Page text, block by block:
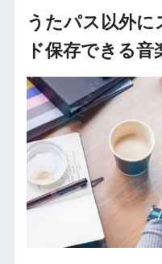
うたパス以外
ド保存できる